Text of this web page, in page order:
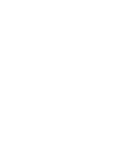
hotelů